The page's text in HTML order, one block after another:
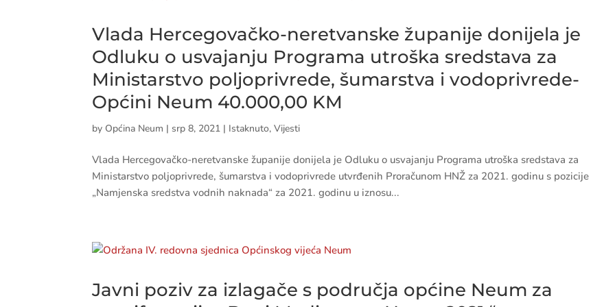
Vlada Hercegovačko-neretvanske županije donijela je
Odluku o usvajanju Programa utroška sredstava za
Ministarstvo poljoprivrede, šumarstva i vodoprivrede-
Općini Neum 40.000,00 KM
by Općina Neum | srp 8, 2021 | Istaknuto,Vijesti
Vlada Hercegovačko-neretvanske županije donijela je Odluku o usvajanju Programa utroška sredstava za
Ministarstvo poljoprivrede, šumarstva i vodoprivrede utvrđenih Proračunom HNŽ za 2021. godinu s pozicije
„Namjenska sredstva vodnih naknada“ za 2021. godinu u iznosu...
Javni poziv za izlagače s područja općine Neum za